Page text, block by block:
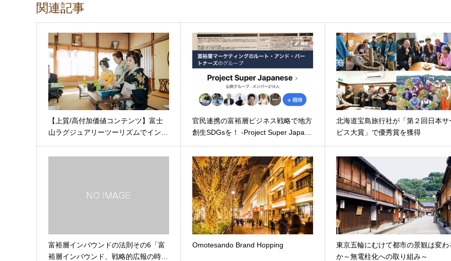
関連記事
【上質/高付加価値コンテンツ】富士
山ラグジュアリーツーリズムでイン…
官民連携の富裕層ビジネス戦略で地方
創生SDGsを！ -Project Super Japa…
北海道宝島旅行社が「第２回日本サ
ビス大賞」で優秀賞を獲得
富裕層インバウンドの法則その6「富
裕層インバウンド、戦略的広報の時…
Omotesando Brand Hopping
東京五輪にむけて都市の景観は変わ
か～無電柱化への取り組み～